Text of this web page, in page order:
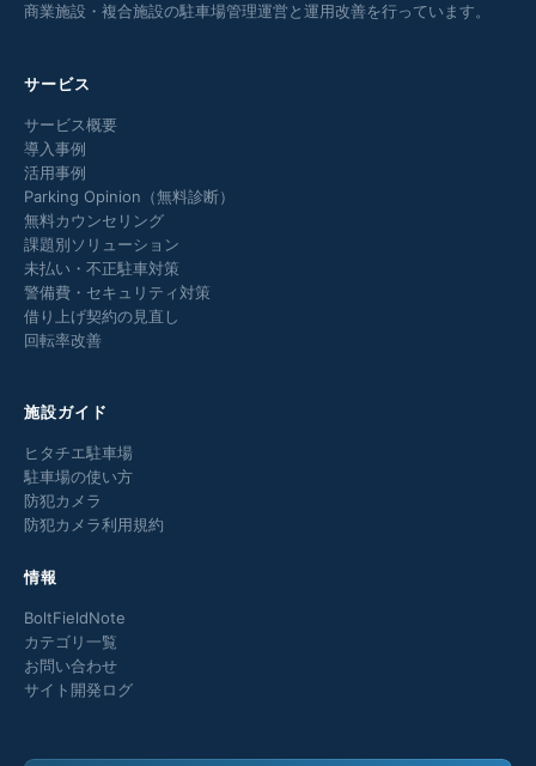
商業施設・複合施設の駐車場管理運営と運用改善を行っています。
サービス
サービス概要
導入事例
活用事例
Parking Opinion（無料診断）
無料カウンセリング
課題別ソリューション
未払い・不正駐車対策
警備費・セキュリティ対策
借り上げ契約の見直し
回転率改善
施設ガイド
ヒタチエ駐車場
駐車場の使い方
防犯カメラ
防犯カメラ利用規約
情報
BoltFieldNote
カテゴリ一覧
お問い合わせ
サイト開発ログ